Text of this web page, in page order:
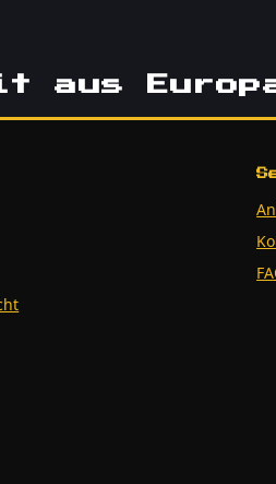
aus